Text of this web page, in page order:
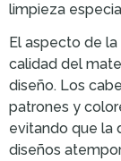
limpieza
El aspecto de la
calidad del
diseño. Los
patrones y
evitando que la
diseños